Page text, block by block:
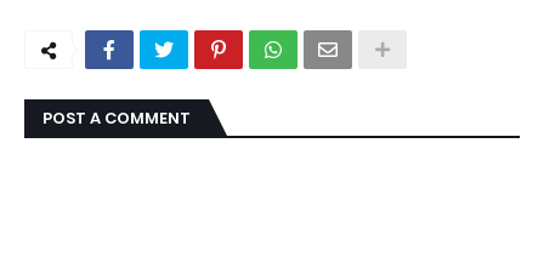
POST A COMMENT